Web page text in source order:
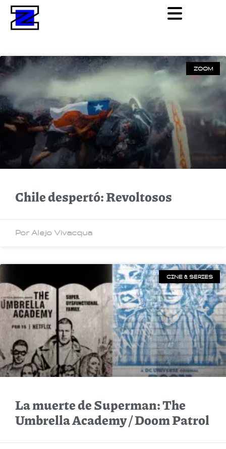
ZOOM
Chile despertó: Revoltosos
Por Alejo Vivacqua
CINE & SERIES
La muerte de Superman: The
Umbrella Academy / Doom Patrol